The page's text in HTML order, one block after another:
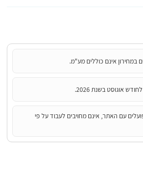
במחירון אינם כוללים מע"מ.
אוגוסט בשנת 2026.
עם האתר, אינם מחויבים לעבוד על פי